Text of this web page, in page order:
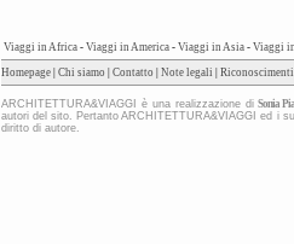
Viaggi in Africa - Viaggi in America - Viaggi in Asia - Viaggi
Homepage Chi siamo Contatto Note legali Riconoscimenti
ARCHITETTURA&VIAGGI è una realizzazione diSonia
autori del sito. Pertanto ARCHITETTURA&VIAGGI ed i
diritto di autore.